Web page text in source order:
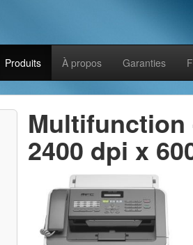
Produits À propos Garanties
Multifunction
2400 dpi x